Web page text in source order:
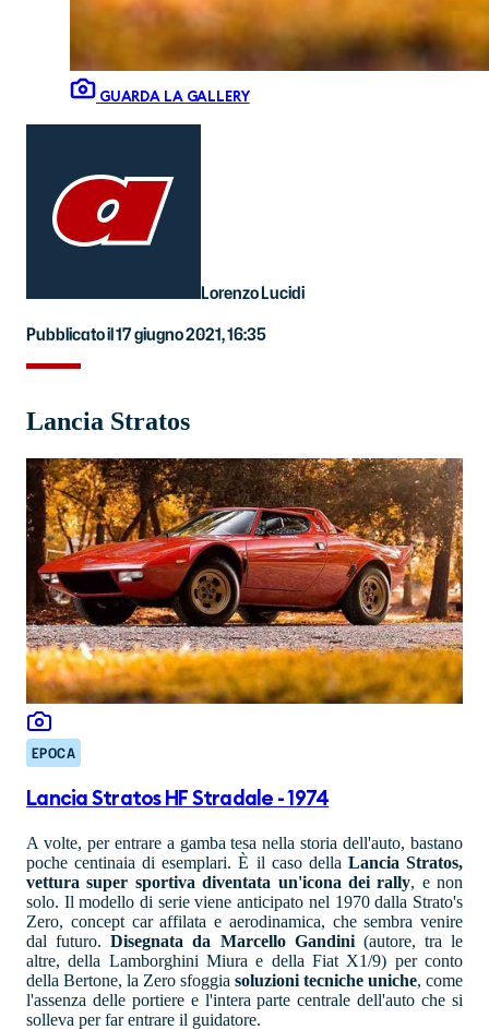
GUARDA LA GALLERY
Lorenzo Lucidi
Pubblicato il 17 giugno 2021, 16:35
Lancia Stratos
EPOCA
Lancia Stratos HF Stradale - 1974
A volte, per entrare a gamba tesa nella storia dell'auto, bastano
poche centinaia di esemplari. È il caso della Lancia Stratos,
vettura super sportiva diventata un'icona dei rally, e non
solo. Il modello di serie viene anticipato nel 1970 dalla Strato's
Zero, concept car affilata e aerodinamica, che sembra venire
dal futuro.Disegnata da Marcello Gandini(autore, tra le
altre, della Lamborghini Miura e della Fiat X1/9) per conto
della Bertone, la Zero sfoggia soluzioni tecniche uniche, come
l'assenza delle portiere e l'intera parte centrale dell'auto che si
solleva per far entrare il guidatore.